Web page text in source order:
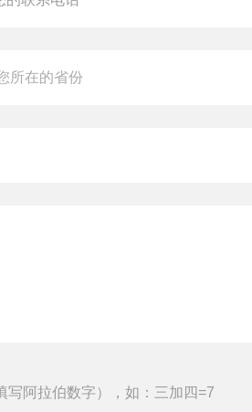
写阿拉伯数字），如：三加四=7